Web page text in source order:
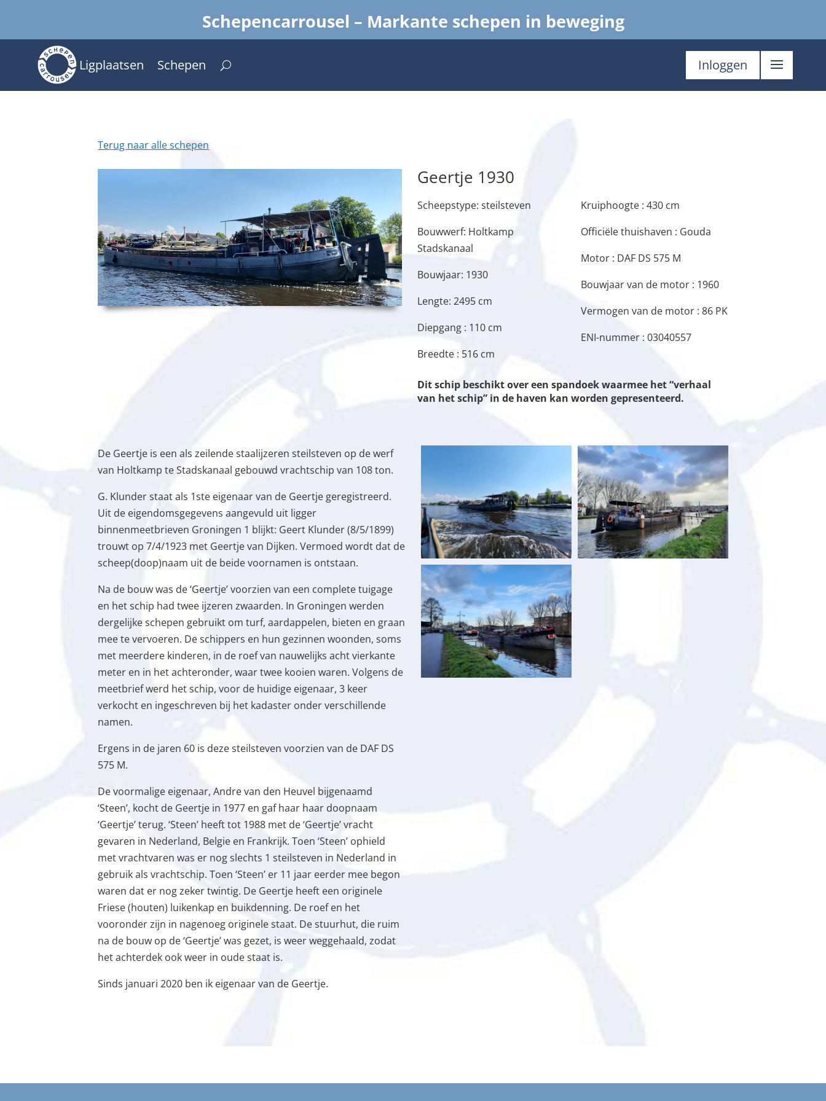
Schepencarrousel – Markante schepen in beweging
Ligplaatsen Schepen Inloggen
Terug naar alle schepen
Geertje 1930
Scheepstype: steilsteven
Bouwwerf: Holtkamp
Stadskanaal
Bouwjaar: 1930
Lengte: 2495 cm
Diepgang : 110 cm
Breedte : 516 cm
Kruiphoogte : 430 cm
Officiële thuishaven : Gouda
Motor : DAF DS 575 M
Bouwjaar van de motor : 1960
Vermogen van de motor : 86 PK
ENI-nummer : 03040557
Dit schip beschikt over een spandoek waarmee het “verhaal
van het schip” in de haven kan worden gepresenteerd.
De Geertje is een als zeilende staalijzeren steilsteven op de werf
van Holtkamp te Stadskanaal gebouwd vrachtschip van 108 ton.
G. Klunder staat als 1ste eigenaar van de Geertje geregistreerd.
Uit de eigendomsgegevens aangevuld uit ligger
binnenmeetbrieven Groningen 1 blijkt: Geert Klunder (8/5/1899)
trouwt op 7/4/1923 met Geertje van Dijken. Vermoed wordt dat de
scheep(doop)naam uit de beide voornamen is ontstaan.
Na de bouw was de ‘Geertje’ voorzien van een complete tuigage
en het schip had twee ijzeren zwaarden. In Groningen werden
dergelijke schepen gebruikt om turf, aardappelen, bieten en graan
mee te vervoeren. De schippers en hun gezinnen woonden, soms
met meerdere kinderen, in de roef van nauwelijks acht vierkante
meter en in het achteronder, waar twee kooien waren. Volgens de
meetbrief werd het schip, voor de huidige eigenaar, 3 keer
verkocht en ingeschreven bij het kadaster onder verschillende
namen.
Ergens in de jaren 60 is deze steilsteven voorzien van de DAF DS
575 M.
De voormalige eigenaar, Andre van den Heuvel bijgenaamd
‘Steen’, kocht de Geertje in 1977 en gaf haar haar doopnaam
‘Geertje’ terug. ‘Steen’ heeft tot 1988 met de ‘Geertje’ vracht
gevaren in Nederland, Belgie en Frankrijk. Toen ‘Steen’ ophield
met vrachtvaren was er nog slechts 1 steilsteven in Nederland in
gebruik als vrachtschip. Toen ‘Steen’ er 11 jaar eerder mee begon
waren dat er nog zeker twintig. De Geertje heeft een originele
Friese (houten) luikenkap en buikdenning. De roef en het
vooronder zijn in nagenoeg originele staat. De stuurhut, die ruim
na de bouw op de ‘Geertje’ was gezet, is weer weggehaald, zodat
het achterdek ook weer in oude staat is.
Sinds januari 2020 ben ik eigenaar van de Geertje.